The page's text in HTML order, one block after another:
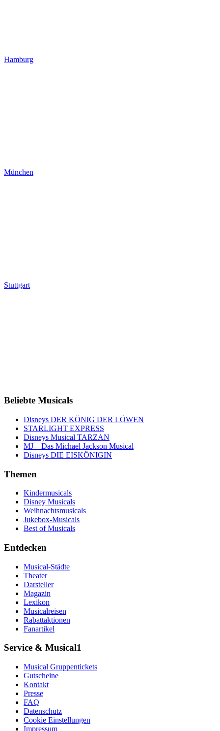
Hamburg
München
Stuttgart
Beliebte Musicals
Disneys DER KÖNIG DER LÖWEN
STARLIGHT EXPRESS
Disneys Musical TARZAN
MJ – Das Michael Jackson Musical
Disneys DIE EISKÖNIGIN
Themen
Kindermusicals
Disney Musicals
Weihnachtsmusicals
Jukebox-Musicals
Best of Musicals
Entdecken
Musical-Städte
Theater
Darsteller
Magazin
Lexikon
Musicalreisen
Rabattaktionen
Fanartikel
Service & Musical1
Musical Gruppentickets
Gutscheine
Kontakt
Presse
FAQ
Datenschutz
Cookie Einstellungen
Impressum